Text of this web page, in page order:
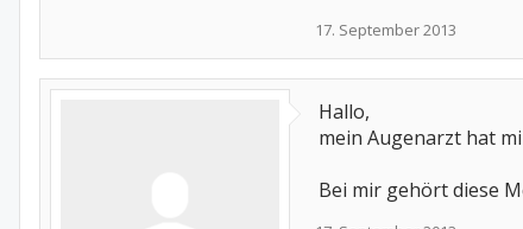
Neben Cortison spritze ich
17. September 2013
Hallo,
mein Augenarzt hat
Bei mir gehört diese